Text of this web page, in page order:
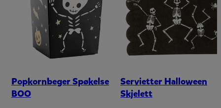
Popkornbeger Spøkelse
BOO
Servietter Halloween
Skjelett